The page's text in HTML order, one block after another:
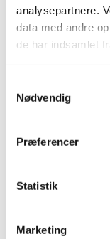
analysepartnere.
data med andre
de har indsamlet
Nødvendig
Præferencer
Statistik
Marketing
en grønnere
Kravene i SFM-aftalen
grøn fremtid, herunder
kantinerne er MSC-
overensstemmelse med